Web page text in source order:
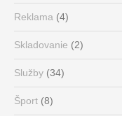
Reklama (4)
Skladovanie (2)
Služby (34)
Šport (8)